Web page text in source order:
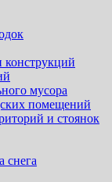
мусора
помещений
и стоянок
снега